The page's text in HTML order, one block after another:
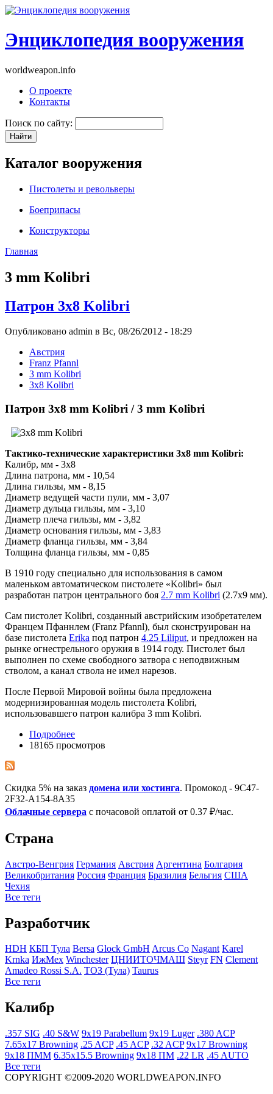
Энциклопедия вооружения
worldweapon.info
О проекте
Контакты
Поиск по сайту:
Каталог вооружения
Пистолеты и револьверы
Боеприпасы
Конструкторы
Главная
3 mm Kolibri
Патрон 3x8 Kolibri
Опубликовано admin в Вс, 08/26/2012 - 18:29
Австрия
Franz Pfannl
3 mm Kolibri
3x8 Kolibri
Патрон 3x8 mm Kolibri / 3 mm Kolibri
Тактико-технические характеристики 3x8 mm Kolibri:
Калибр, мм - 3x8
Длина патрона, мм - 10,54
Длина гильзы, мм - 8,15
Диаметр ведущей части пули, мм - 3,07
Диаметр дульца гильзы, мм - 3,10
Диаметр плеча гильзы, мм - 3,82
Диаметр основания гильзы, мм - 3,83
Диаметр фланца гильзы, мм - 3,84
Толщина фланца гильзы, мм - 0,85
В 1910 году специально для использования в самом
маленьком автоматическом пистолете «Kolibri» был
разработан патрон центрального боя 2.7 mm Kolibri (2.7x9 мм).
Сам пистолет Kolibri, созданный австрийским изобретателем
Францем Пфаннлем (Franz Pfannl), был сконструирован на
базе пистолета Erika под патрон 4.25 Liliput, и предложен на
рынке огнестрельного оружия в 1914 году. Пистолет был
выполнен по схеме свободного затвора с неподвижным
стволом, а канал ствола не имел нарезов.
После Первой Мировой войны была предложена
модернизированная модель пистолета Kolibri,
использовавшего патрон калибра 3 mm Kolibri.
Подробнее
18165 просмотров
Скидка 5% на заказ домена или хостинга. Промокод - 9C47-
2F32-A154-8A35
Облачные сервера с почасовой оплатой от 0.37 ₽/час.
Страна
Австро-Венгрия Германия Австрия Аргентина Болгария
Великобритания Росcия Франция Бразилия Бельгия США
Чехия
Все теги
Разработчик
HDH КБП Тула Bersa Glock GmbH Arcus Co Nagant Karel
Krnka ИжМех Winchester ЦНИИТОЧМАШ Steyr FN Clement
Amadeo Rossi S.A. ТОЗ (Тула) Taurus
Все теги
Калибр
.357 SIG .40 S&W 9x19 Parabellum 9x19 Luger .380 ACP
7.65x17 Browning .25 ACP .45 ACP .32 ACP 9x17 Browning
9x18 ПММ 6.35x15.5 Browning 9x18 ПМ .22 LR .45 AUTO
Все теги
COPYRIGHT ©2009-2020 WORLDWEAPON.INFO